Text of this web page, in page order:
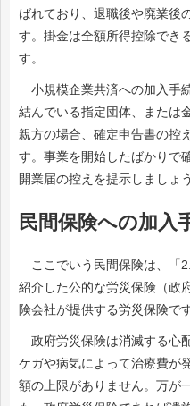
ばれており、退職後や廃業後
す。掛金は全額所得控除でき
す。
小規模企業共済への加入手
結んでいる指定団体、または
親方の場合、確定申告書の控
す。事業を開始したばかりで
開業届の控えを提示しましょう
民間保険への加入
ここでいう民間保険は、「
紹介した公的な労災保険（政
険会社が提供する労災保険です
政府労災保険は消滅する心
ケガや病気によって治療費が
額の上限がありません。万が